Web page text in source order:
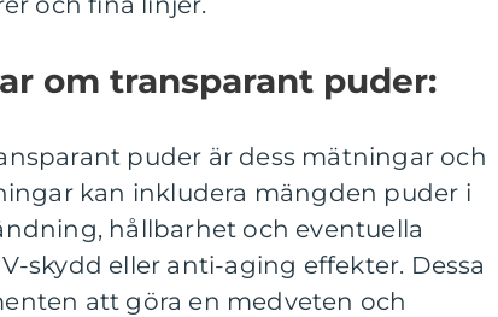
om transparant puder:
puder är dess mätningar och
kan inkludera mängden puder i
hållbarhet och eventuella
skydd eller anti-aging effekter. Dessa
att göra en medveten och